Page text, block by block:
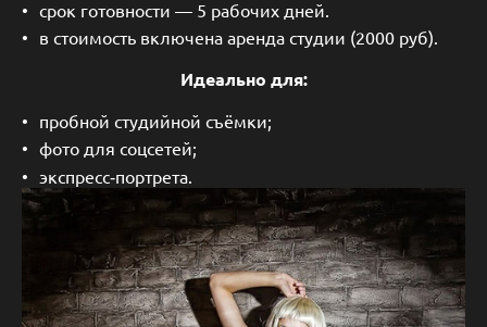
срок готовности — 5 рабочих дней.
в стоимость включена аренда студии (2000 руб).
Идеально для:
пробной студийной съёмки;
фото для соцсетей;
экспресс‑портрета.